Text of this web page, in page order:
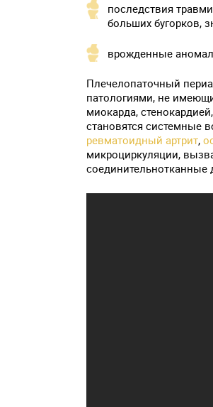
последствия
больших бугорков,
врожденные
Плечелопаточный
патологиями, не
миокарда,
становятся системные
ревматоидный артрит,
микроциркуляции,
соединительнотканные